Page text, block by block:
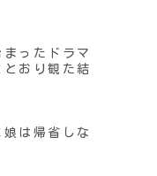
まったドラマ
とおり観た結
娘は帰省しな